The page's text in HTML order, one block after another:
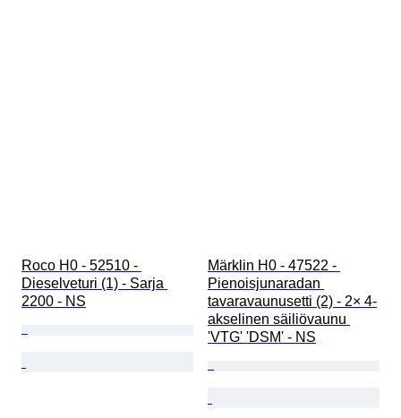
Roco H0 - 52510 -
Dieselveturi (1) - Sarja
2200 - NS
Märklin H0 - 47522 -
Pienoisjunaradan
tavaravaunusetti (2) - 2× 4-
akselinen säiliövaunu
'VTG' 'DSM' - NS